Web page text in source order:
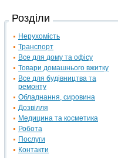
Розділи
Нерухомість
Транспорт
Все для дому та офісу
Товари домашнього вжитку
Все для будівництва та
ремонту
Обладнання, сировина
Дозвілля
Медицина та косметика
Робота
Послуги
Контакти